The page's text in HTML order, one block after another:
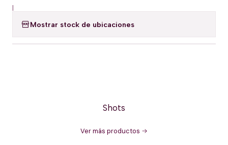
|
Mostrar stock de ubicaciones
Shots
Ver más productos